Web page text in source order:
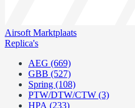
Airsoft Marktplaats
Replica's
AEG (669)
GBB (527)
Spring (108)
PTW/DTW/CTW (3)
HPA (233)